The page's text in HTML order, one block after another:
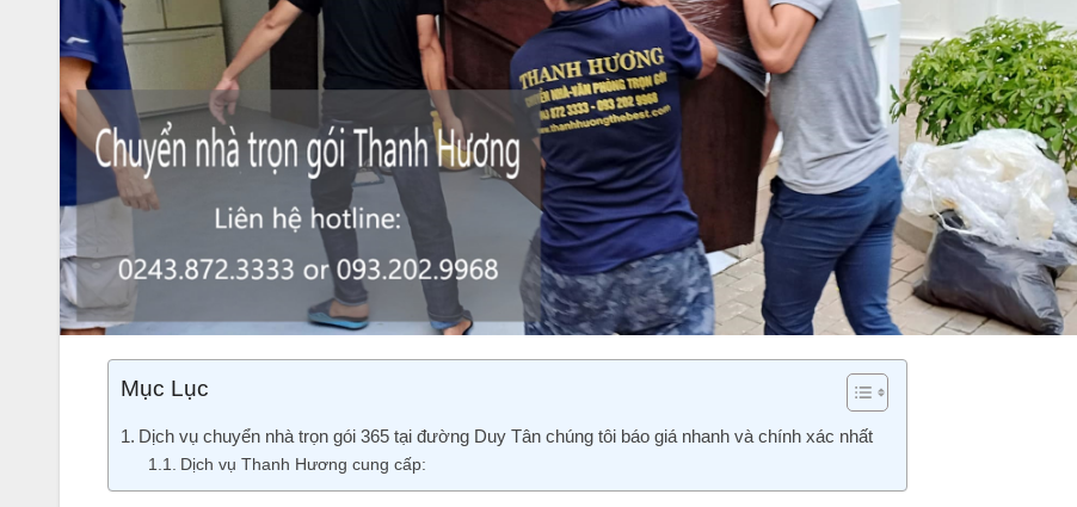
Mục Lục
Dịch vụ chuyển nhà trọn gói 365 tại đường Duy Tân chúng tôi báo giá nhanh và chính xác nhất
Dịch vụ Thanh Hương cung cấp: